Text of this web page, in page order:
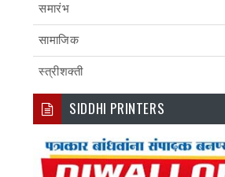
समारंभ
सामाजिक
स्त्रीशक्ती
SIDDHI PRINTERS